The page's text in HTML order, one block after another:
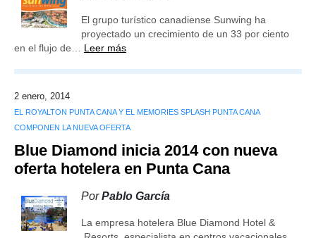
El grupo turístico canadiense Sunwing ha
proyectado un crecimiento de un 33 por ciento
en el flujo de… Leer más
2 enero, 2014
EL ROYALTON PUNTA CANA Y EL MEMORIES SPLASH PUNTA CANA
COMPONEN LA NUEVA OFERTA
Blue Diamond inicia 2014 con nueva
oferta hotelera en Punta Cana
PorPablo García
La empresa hotelera Blue Diamond Hotel &